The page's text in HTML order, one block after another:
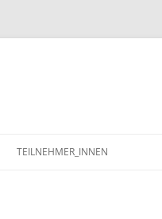
TEILNEHMER_INNEN